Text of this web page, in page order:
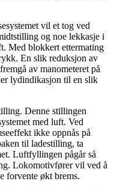
vil et tog ved
og noe lekkasje i
Med blokkert ettermating
En slik reduksjon av
av manometeret på
lydindikasjon til en slik
Denne stillingen
med luft. Ved
ikke oppnås på
til ladestilling, ta
Luftfyllingen pågår så
Lokomotivfører vil ved å
forvente økt brems.